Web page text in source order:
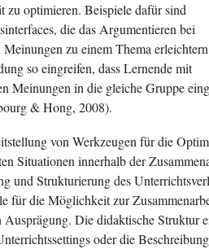
zu optimieren. Beispiele dafür sind
die das Argumentieren bei
Meinungen zu einem Thema
so eingreifen, dass Lernende mit
Meinungen in die gleiche Gruppe
& Hong, 2008).
von Werkzeugen für die
Situationen innerhalb der
und Strukturierung des
für die Möglichkeit zur
Ausprägung. Die didaktische Struktur
oder die